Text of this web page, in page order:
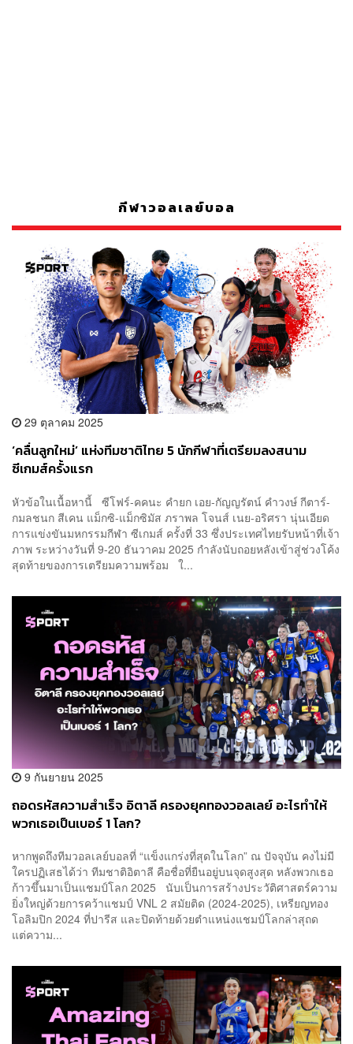
กีฬาวอลเลย์บอล
29 ตุลาคม 2025
‘คลื่นลูกใหม่’ แห่งทีมชาติไทย 5 นักกีฬาที่เตรียมลงสนาม
ซีเกมส์ครั้งแรก
หัวข้อในเนื้อหานี้ ซีโฟร์-คคนะ คำยก เอย-กัญญรัตน์ คำวงษ์ กีตาร์-
กมลชนก สีเคน แม็กซิ-แม็กซิมัส ภราพล โจนส์ เนย-อริศรา นุ่นเอียด
การแข่งขันมหกรรมกีฬา ซีเกมส์ ครั้งที่ 33 ซึ่งประเทศไทยรับหน้าที่เจ้า
ภาพ ระหว่างวันที่ 9-20 ธันวาคม 2025 กำลังนับถอยหลังเข้าสู่ช่วงโค้ง
สุดท้ายของการเตรียมความพร้อม ใ...
9 กันยายน 2025
ถอดรหัสความสำเร็จ อิตาลี ครองยุคทองวอลเลย์ อะไรทำให้
พวกเธอเป็นเบอร์ 1 โลก?
หากพูดถึงทีมวอลเลย์บอลที่ “แข็งแกร่งที่สุดในโลก” ณ ปัจจุบัน คงไม่มี
ใครปฏิเสธได้ว่า ทีมชาติอิตาลี คือชื่อที่ยืนอยู่บนจุดสูงสุด หลังพวกเธอ
ก้าวขึ้นมาเป็นแชมป์โลก 2025 นับเป็นการสร้างประวัติศาสตร์ความ
ยิ่งใหญ่ด้วยการคว้าแชมป์ VNL 2 สมัยติด (2024-2025), เหรียญทอง
โอลิมปิก 2024 ที่ปารีส และปิดท้ายด้วยตำแหน่งแชมป์โลกล่าสุถด
แต่ความ...